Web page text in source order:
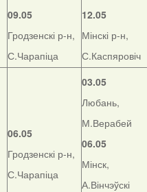
09.05
Гродзенскі р-н,
С.Чарапіца
12.05
Мінскі р-н,
С.Каспяровіч
06.05
Гродзенскі р-н,
С.Чарапіца
03.05
Любань,
М.Верабей
06.05
Мінск,
А.Вінчэўскі